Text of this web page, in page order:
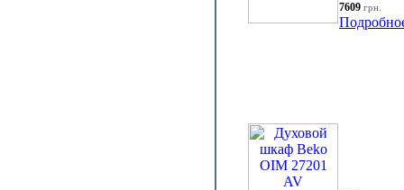
7609 грн.